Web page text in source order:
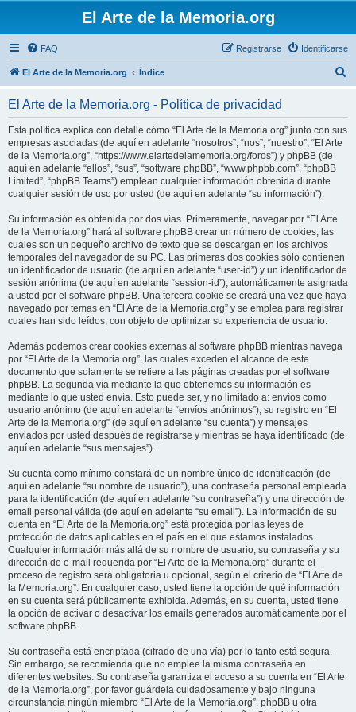
El Arte de la Memoria.org
FAQ Identificarse
Registrarse
El Arte de la Memoria.org Índice
El Arte de la Memoria.org - Política de privacidad
Esta política explica con detalle cómo “El Arte de la Memoria.org” junto con sus
empresas asociadas (de aquí en adelante “nosotros”, “nos”, “nuestro”, “El Arte
de la Memoria.org”, “https://www.elartedelamemoria.org/foros”) y phpBB (de
aquí en adelante “ellos”, “sus”, “software phpBB”, “www.phpbb.com”, “phpBB
Limited”, “phpBB Teams”) emplean cualquier información obtenida durante
cualquier sesión de uso por usted (de aquí en adelante “su información”).
Su información es obtenida por dos vías. Primeramente, navegar por “El Arte
de la Memoria.org” hará al software phpBB crear un número de cookies, las
cuales son un pequeño archivo de texto que se descargan en los archivos
temporales del navegador de su PC. Las primeras dos cookies sólo contienen
un identificador de usuario (de aquí en adelante “user-id”) y un identificador de
sesión anónima (de aquí en adelante “session-id”), automáticamente asignada
a usted por el software phpBB. Una tercera cookie se creará una vez que haya
navegado por temas en “El Arte de la Memoria.org” y se emplea para registrar
cuales han sido leídos, con objeto de optimizar su experiencia de usuario.
Además podemos crear cookies externas al software phpBB mientras navega
por “El Arte de la Memoria.org”, las cuales exceden el alcance de este
documento que solamente se refiere a las páginas creadas por el software
phpBB. La segunda vía mediante la que obtenemos su información es
mediante lo que usted envía. Esto puede ser, y no limitado a: envíos como
usuario anónimo (de aquí en adelante “envíos anónimos”), su registro en “El
Arte de la Memoria.org” (de aquí en adelante “su cuenta”) y mensajes
enviados por usted después de registrarse y mientras se haya identificado (de
aquí en adelante “sus mensajes”).
Su cuenta como mínimo constará de un nombre único de identificación (de
aquí en adelante “su nombre de usuario”), una contraseña personal empleada
para la identificación (de aquí en adelante “su contraseña”) y una dirección de
email personal válida (de aquí en adelante “su email”). La información de su
cuenta en “El Arte de la Memoria.org” está protegida por las leyes de
protección de datos aplicables en el país en el que estamos instalados.
Cualquier información más allá de su nombre de usuario, su contraseña y su
dirección de e-mail requerida por “El Arte de la Memoria.org” durante el
proceso de registro será obligatoria u opcional, según el criterio de “El Arte de
la Memoria.org”. En cualquier caso, usted tiene la opción de qué información
en su cuenta será públicamente exhibida. Además, en su cuenta, usted tiene
la opción de activar o desactivar los emails generados automáticamente por el
software phpBB.
Su contraseña está encriptada (cifrado de una vía) por lo tanto está segura.
Sin embargo, se recomienda que no emplee la misma contraseña en
diferentes websites. Su contraseña garantiza el acceso a su cuenta en “El Arte
de la Memoria.org”, por favor guárdela cuidadosamente y bajo ninguna
circunstancia ningún miembro “El Arte de la Memoria.org”, phpBB u otra